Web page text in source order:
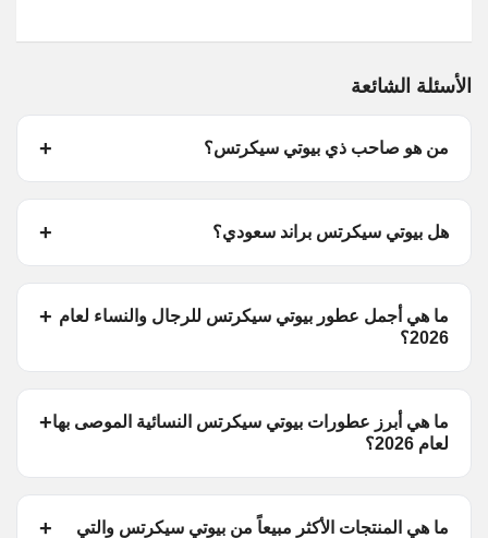
الأسئلة الشائعة
من هو صاحب ذي بيوتي سيكرتس؟
هل بيوتي سيكرتس براند سعودي؟
ما هي أجمل عطور بيوتي سيكرتس للرجال والنساء لعام
2026؟
ما هي أبرز عطورات بيوتي سيكرتس النسائية الموصى بها
لعام 2026؟
ما هي المنتجات الأكثر مبيعاً من بيوتي سيكرتس والتي